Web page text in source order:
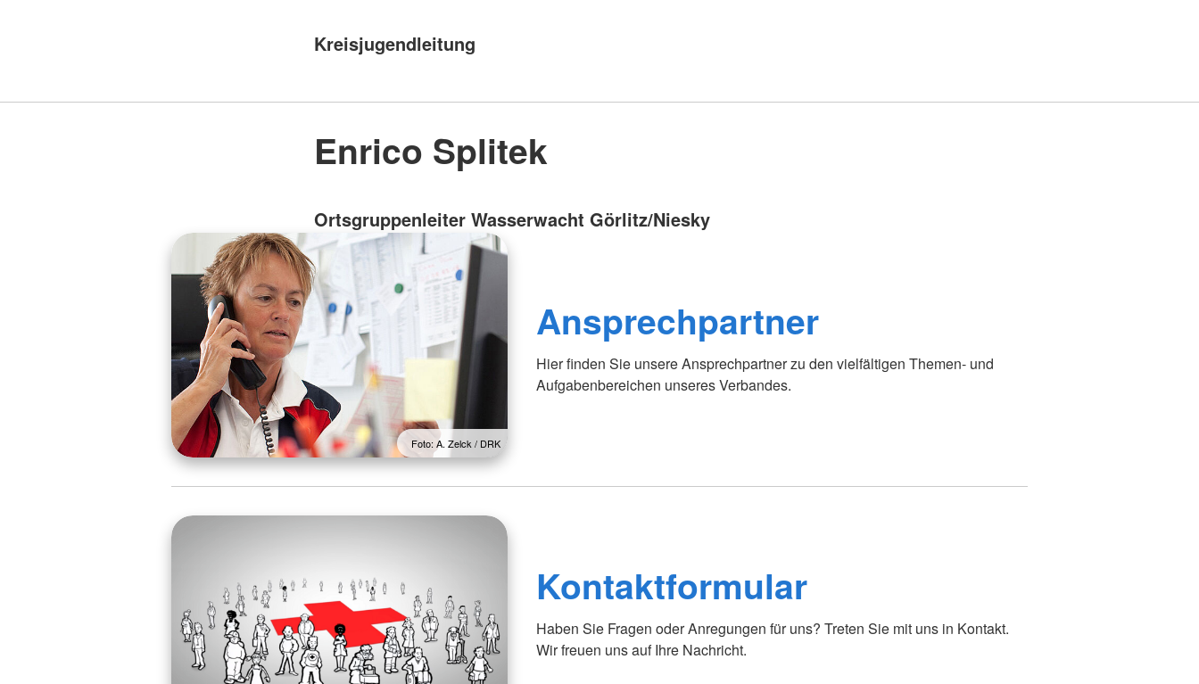
Kreisjugendleitung
Enrico Splitek
Ortsgruppenleiter Wasserwacht Görlitz/Niesky
Foto: A. Zelck / DRK
Ansprechpartner
Hier finden Sie unsere Ansprechpartner zu den vielfältigen Themen- und
Aufgabenbereichen unseres Verbandes.
Kontaktformular
Haben Sie Fragen oder Anregungen für uns? Treten Sie mit uns in Kontakt.
Wir freuen uns auf Ihre Nachricht.